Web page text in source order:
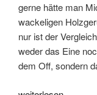
gerne hätte man
wackeligen
nur ist der
weder das Eine
dem Off, sondern